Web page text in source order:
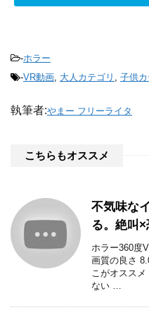
-ホラー
-VR動画 大人カテゴリ 子供カ
執筆者:やまー フリーライタ
こちらもオススメ
不気味な
る。絶叫
ホラー360度
画質の良さ
こがオスス
ない …